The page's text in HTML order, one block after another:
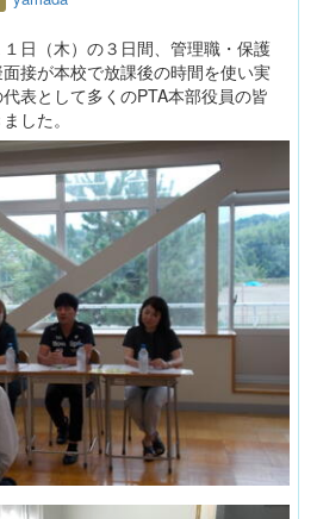
日（木）の３日間、管理職・保護
接が本校で放課後の時間を使い実
表として多くのPTA本部役員の皆
した。